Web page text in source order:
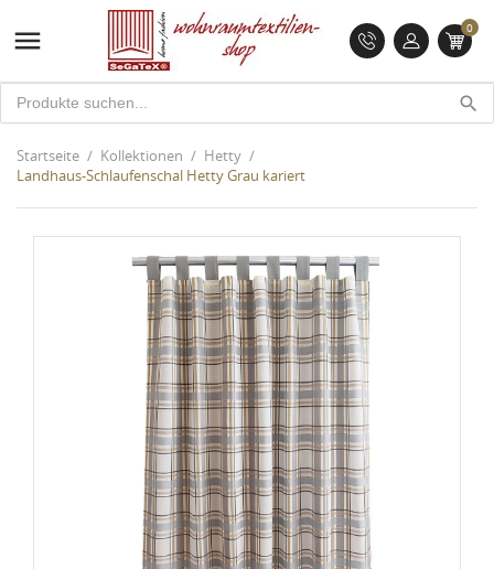
 0
search
Startseite Kollektionen
Hetty
Landhaus-Schlaufenschal Hetty Grau kariert